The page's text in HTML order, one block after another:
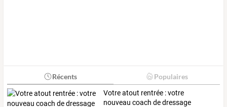
Récents Populaires
Votre atout rentrée : votre
nouveau coach de dressage